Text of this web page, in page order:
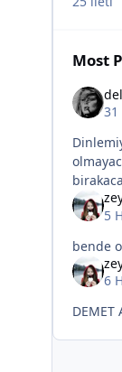
Most
31
olmayacak
birakacak Belki de cocuk gibi sana
Seneler sonra
5
bende
6
DEMET